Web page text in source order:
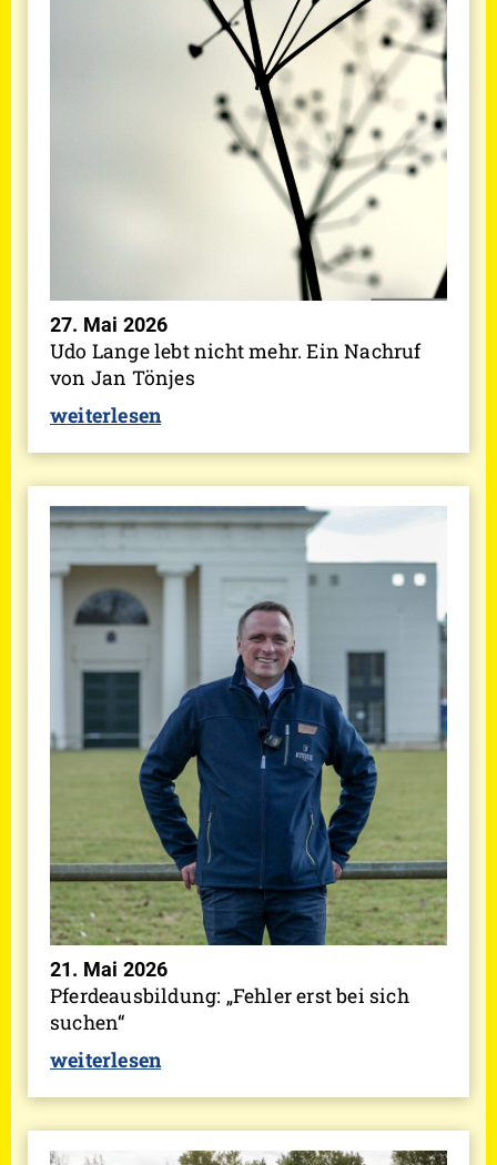
27. Mai 2026
Udo Lange lebt nicht mehr. Ein Nachruf
von Jan Tönjes
weiterlesen
21. Mai 2026
Pferdeausbildung: „Fehler erst bei sich
suchen“
weiterlesen